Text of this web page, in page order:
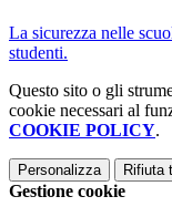
La sicurezza nelle
studenti.
Questo sito o gli
cookie necessari al
COOKIE POLICY.
Personalizza Rifiuta
Gestione cookie